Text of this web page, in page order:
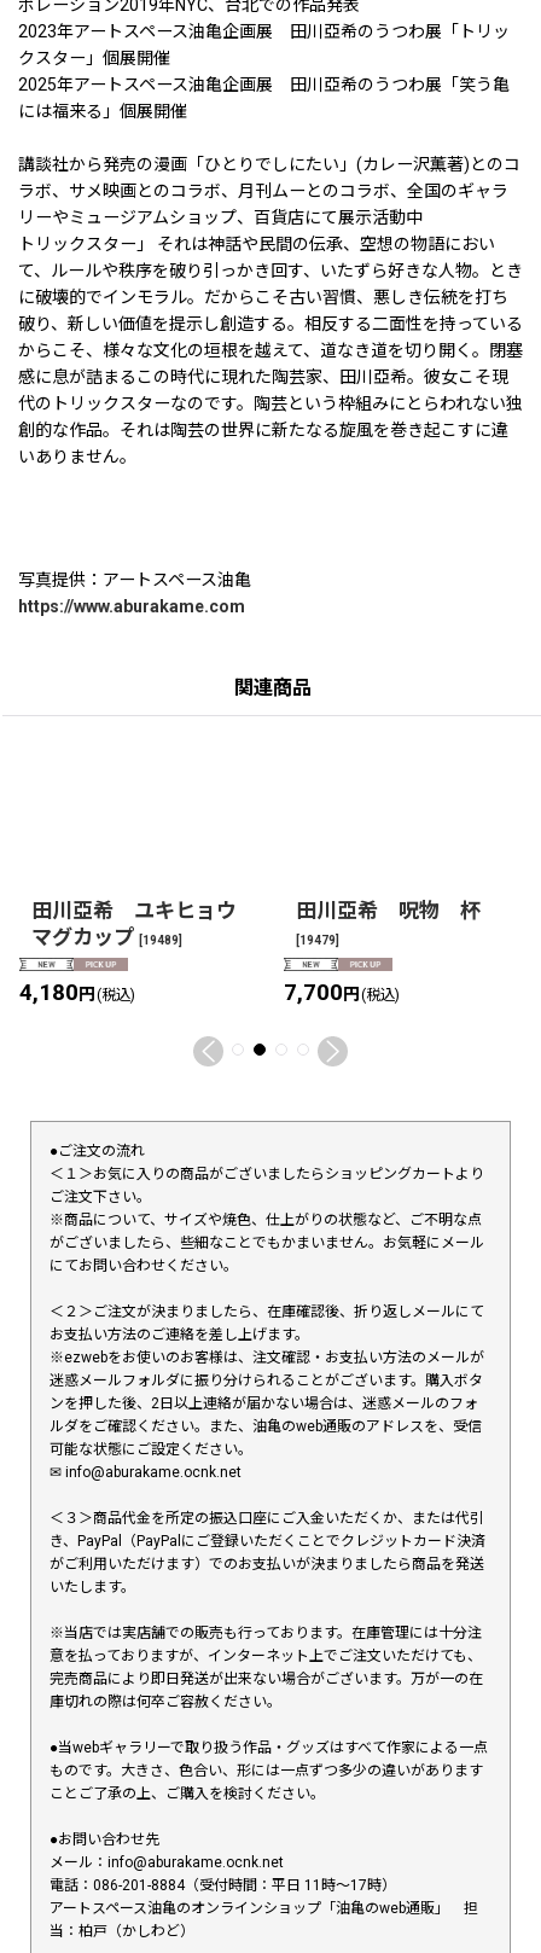
ボレーション2019年NYC、台北での作品発表
2023年アートスペース油亀企画展 田川亞希のうつわ展「トリッ
クスター」個展開催
2025年アートスペース油亀企画展 田川亞希のうつわ展「笑う亀
には福来る」個展開催
講談社から発売の漫画「ひとりでしにたい」(カレー沢薫著)とのコ
ラボ、サメ映画とのコラボ、月刊ムーとのコラボ、全国のギャラ
リーやミュージアムショップ、百貨店にて展示活動中
トリックスター」 それは神話や民間の伝承、空想の物語におい
て、ルールや秩序を破り引っかき回す、いたずら好きな人物。とき
に破壊的でインモラル。だからこそ古い習慣、悪しき伝統を打ち
破り、新しい価値を提示し創造する。相反する二面性を持っている
からこそ、様々な文化の垣根を越えて、道なき道を切り開く。閉塞
感に息が詰まるこの時代に現れた陶芸家、田川亞希。彼女こそ現
代のトリックスターなのです。陶芸という枠組みにとらわれない独
創的な作品。それは陶芸の世界に新たなる旋風を巻き起こすに違
いありません。
写真提供：アートスペース油亀
https://www.aburakame.com
関連商品
田川亞希 ユキヒョウ
マグカップ [19489]
4,180円 (税込)
田川亞希 呪物 杯
[19479]
7,700円 (税込)
●ご注文の流れ
＜１＞お気に入りの商品がございましたらショッピングカートより
ご注文下さい。
※商品について、サイズや焼色、仕上がりの状態など、ご不明な点
がございましたら、些細なことでもかまいません。お気軽にメール
にてお問い合わせください。
＜２＞ご注文が決まりましたら、在庫確認後、折り返しメールにて
お支払い方法のご連絡を差し上げます。
※ezwebをお使いのお客様は、注文確認・お支払い方法のメールが
迷惑メールフォルダに振り分けられることがございます。購入ボタ
ンを押した後、2日以上連絡が届かない場合は、迷惑メールのフォ
ルダをご確認ください。また、油亀のweb通販のアドレスを、受信
可能な状態にご設定ください。
✉︎ info@aburakame.ocnk.net
＜３＞商品代金を所定の振込口座にご入金いただくか、または代引
き、PayPal（PayPalにご登録いただくことでクレジットカード決済
がご利用いただけます）でのお支払いが決まりましたら商品を発送
いたします。
※当店では実店舗での販売も行っております。在庫管理には十分注
意を払っておりますが、インターネット上でご注文いただけても、
完売商品により即日発送が出来ない場合がございます。万が一の在
庫切れの際は何卒ご容赦ください。
●当webギャラリーで取り扱う作品・グッズはすべて作家による一点
ものです。大きさ、色合い、形には一点ずつ多少の違いがあります
ことご了承の上、ご購入を検討ください。
●お問い合わせ先
メール：info@aburakame.ocnk.net
電話：086-201-8884（受付時間：平日 11時〜17時）
アートスペース油亀のオンラインショップ「油亀のweb通販」 担
当：柏戸（かしわど）